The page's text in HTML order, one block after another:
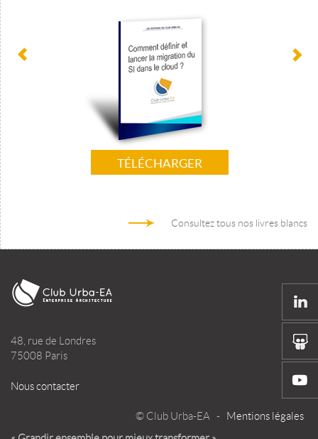
TÉLÉCHARGER
Consultez tous nos livres blancs
48, rue de Londres
75008 Paris
Nous contacter
© Club Urba-EA -
Mentions légales